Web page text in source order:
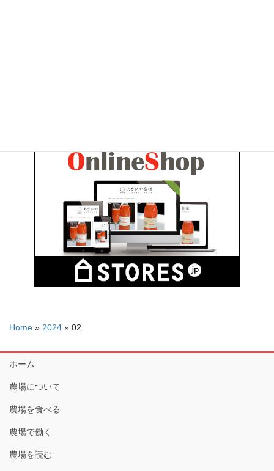
Home » 2024 » 02
ホーム
農場について
農場を食べる
農場で働く
農場を読む